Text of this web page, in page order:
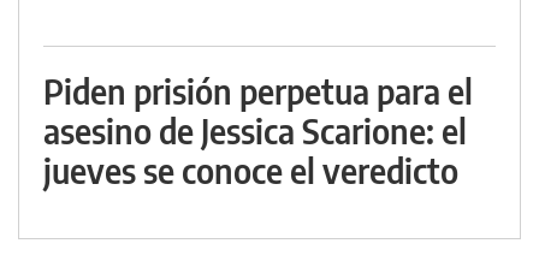
Piden prisión perpetua para el
asesino de Jessica Scarione: el
jueves se conoce el veredicto